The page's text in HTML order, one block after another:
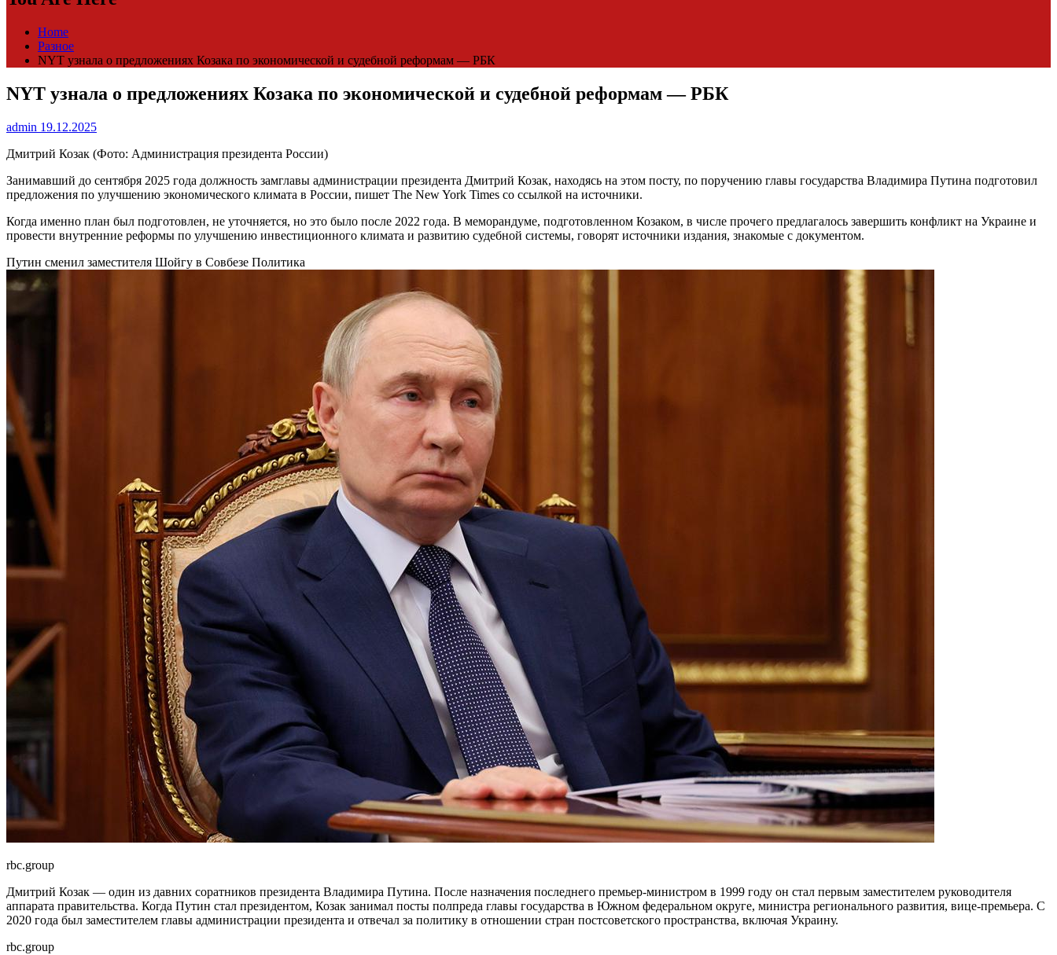
Home
Разное
NYT узнала о предложениях Козака по экономической и судебной реформам — РБК
NYT узнала о предложениях Козака по экономической и судебной реформам — РБК
admin 19.12.2025
Дмитрий Козак (Фото: Администрация президента России)
Занимавший до сентября 2025 года должность замглавы администрации президента Дмитрий Козак, находясь на этом посту, по поручению главы государства Владимира Путина подготовил
предложения по улучшению экономического климата в России, пишет The New York Times со ссылкой на источники.
Когда именно план был подготовлен, не уточняется, но это было после 2022 года. В меморандуме, подготовленном Козаком, в числе прочего предлагалось завершить конфликт на Украине и
провести внутренние реформы по улучшению инвестиционного климата и развитию судебной системы, говорят источники издания, знакомые с документом.
Путин сменил заместителя Шойгу в Совбезе Политика
rbc.group
Дмитрий Козак — один из давних соратников президента Владимира Путина. После назначения последнего премьер-министром в 1999 году он стал первым заместителем руководителя
аппарата правительства. Когда Путин стал президентом, Козак занимал посты полпреда главы государства в Южном федеральном округе, министра регионального развития, вице-премьера. С
2020 года был заместителем главы администрации президента и отвечал за политику в отношении стран постсоветского пространства, включая Украину.
rbc.group